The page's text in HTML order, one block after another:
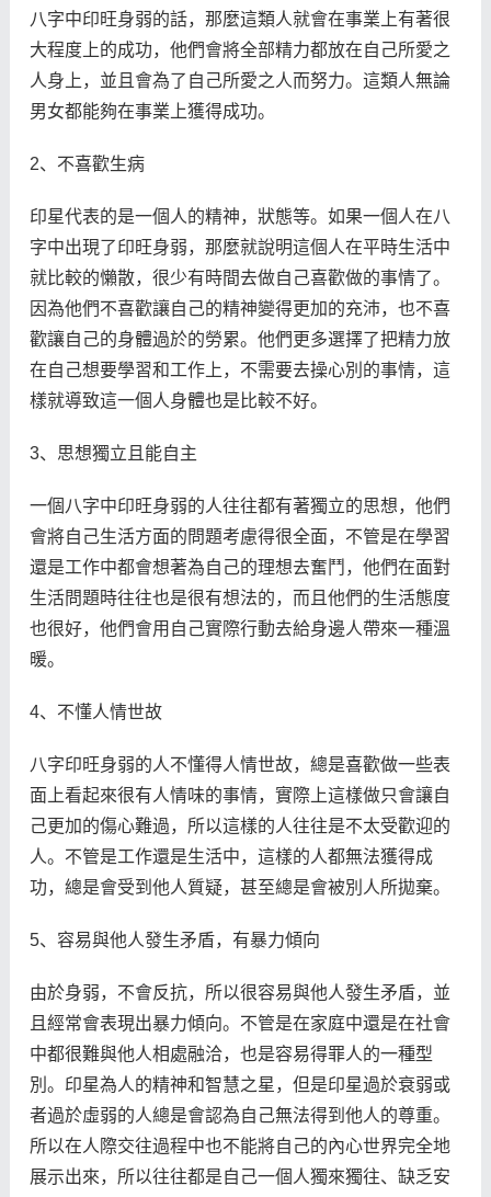
八字中印旺身弱的話，那麼這類人就會在事業上有著很
大程度上的成功，他們會將全部精力都放在自己所愛之
人身上，並且會為了自己所愛之人而努力。這類人無論
男女都能夠在事業上獲得成功。
2、不喜歡生病
印星代表的是一個人的精神，狀態等。如果一個人在八
字中出現了印旺身弱，那麼就說明這個人在平時生活中
就比較的懶散，很少有時間去做自己喜歡做的事情了。
因為他們不喜歡讓自己的精神變得更加的充沛，也不喜
歡讓自己的身體過於的勞累。他們更多選擇了把精力放
在自己想要學習和工作上，不需要去操心別的事情，這
樣就導致這一個人身體也是比較不好。
3、思想獨立且能自主
一個八字中印旺身弱的人往往都有著獨立的思想，他們
會將自己生活方面的問題考慮得很全面，不管是在學習
還是工作中都會想著為自己的理想去奮鬥，他們在面對
生活問題時往往也是很有想法的，而且他們的生活態度
也很好，他們會用自己實際行動去給身邊人帶來一種溫
暖。
4、不懂人情世故
八字印旺身弱的人不懂得人情世故，總是喜歡做一些表
面上看起來很有人情味的事情，實際上這樣做只會讓自
己更加的傷心難過，所以這樣的人往往是不太受歡迎的
人。不管是工作還是生活中，這樣的人都無法獲得成
功，總是會受到他人質疑，甚至總是會被別人所拋棄。
5、容易與他人發生矛盾，有暴力傾向
由於身弱，不會反抗，所以很容易與他人發生矛盾，並
且經常會表現出暴力傾向。不管是在家庭中還是在社會
中都很難與他人相處融洽，也是容易得罪人的一種型
別。印星為人的精神和智慧之星，但是印星過於衰弱或
者過於虛弱的人總是會認為自己無法得到他人的尊重。
所以在人際交往過程中也不能將自己的內心世界完全地
展示出來，所以往往都是自己一個人獨來獨往、缺乏安